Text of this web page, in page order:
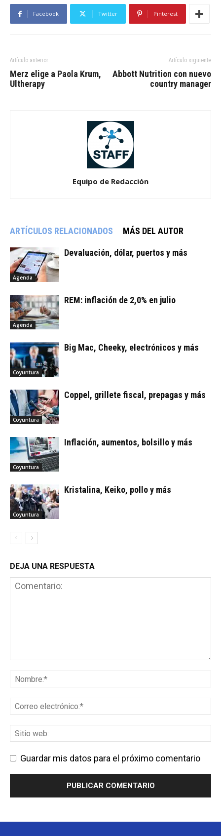
Facebook Twitter Pinterest
Artículo anterior
Merz elige a Paola Krum,
Ultherapy
Artículo siguiente
Abbott Nutrition con nuevo
country manager
Equipo de Redacción
ARTÍCULOS RELACIONADOS MÁS DEL AUTOR
Agenda
Devaluación, dólar, puertos y más
Agenda
REM: inflación de 2,0% en julio
Coyuntura
Big Mac, Cheeky, electrónicos y más
Coyuntura
Coppel, grillete fiscal, prepagas y más
Coyuntura
Inflación, aumentos, bolsillo y más
Coyuntura
Kristalina, Keiko, pollo y más
DEJA UNA RESPUESTA
Guardar mis datos para el próximo comentario